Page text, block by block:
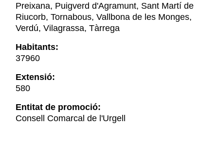
Preixana, Puigverd d'Agramunt, Sant Martí de
Riucorb, Tornabous, Vallbona de les Monges,
Verdú, Vilagrassa, Tàrrega
Habitants:
37960
Extensió:
580
Entitat de promoció:
Consell Comarcal de l'Urgell